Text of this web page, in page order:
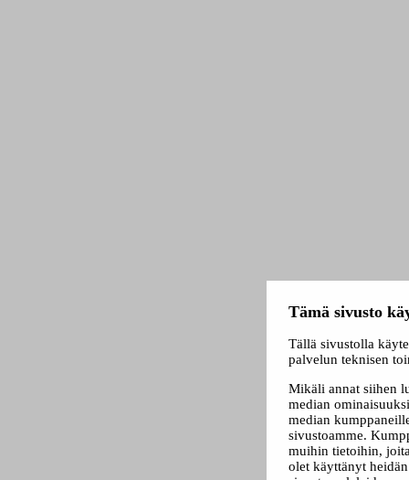
Tämä sivusto
Tällä sivustolla
palvelun teknisen
Mikäli annat siihen
median
median
sivustoamme.
muihin tietoihin,
olet käyttänyt